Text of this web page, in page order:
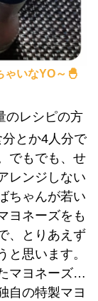
ゃいなYO～🐣
のレシピの方
とか4人分で
でもでも、せ
レンジしない
ちゃんが若い
ヨネーズをも
、とりあえず
思います。
マヨネーズ…
自の特製マヨ